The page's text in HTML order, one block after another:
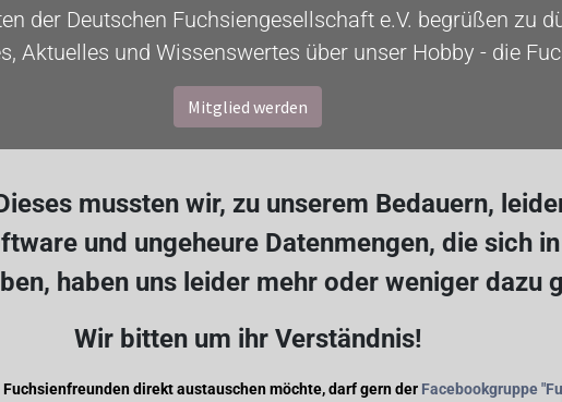
der Deutschen Fuchsiengesellschaft e.V. begrüßen zu
Aktuelles und Wissenswertes über unser Hobby - die
Mitglied werden
mussten wir, zu unserem Bedauern,
und ungeheure Datenmengen, die sich
haben uns leider mehr oder weniger dazu
Wir bitten um ihr Verständnis!
direkt austauschen möchte, darf gern der Facebookgruppe